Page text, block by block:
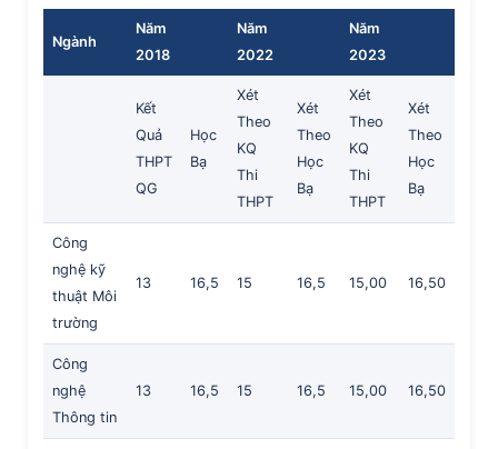
Ngành
Năm
2018
Năm
2022
Năm
2023
Kết
Quả
THPT
QG
Học
Bạ
Xét
Theo
KQ
Thi
THPT
Xét
Theo
Học
Bạ
Xét
Theo
KQ
Thi
THPT
Xét
Theo
Học
Bạ
Công
nghệ kỹ
thuật Môi
trường
13 16,5 15 16,5 15,00 16,50
Công
nghệ
Thông tin
13 16,5 15 16,5 15,00 16,50